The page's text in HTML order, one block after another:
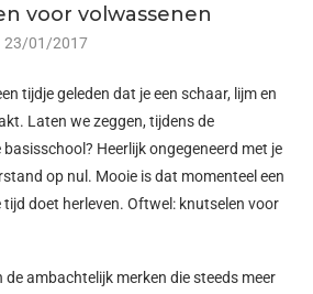
voor volwassenen
23/01/2017
tijdje geleden dat je een schaar, lijm en
Laten we zeggen, tijdens de
Heerlijk ongegeneerd met je
op nul. Mooie is dat momenteel een
doet herleven. Oftwel: knutselen voor
de ambachtelijk merken die steeds meer